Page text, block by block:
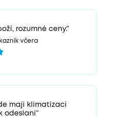
rozumné ceny.“
včera
maji klimatizaci
odeslani“